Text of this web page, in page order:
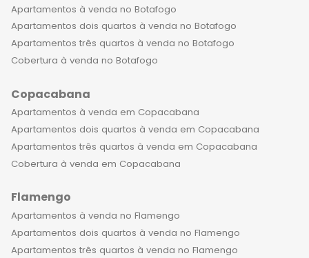
Apartamentos à venda no Botafogo
Apartamentos dois quartos à venda no Botafogo
Apartamentos três quartos à venda no Botafogo
Cobertura à venda no Botafogo
Copacabana
Apartamentos à venda em Copacabana
Apartamentos dois quartos à venda em Copacabana
Apartamentos três quartos à venda em Copacabana
Cobertura à venda em Copacabana
Flamengo
Apartamentos à venda no Flamengo
Apartamentos dois quartos à venda no Flamengo
Apartamentos três quartos à venda no Flamengo